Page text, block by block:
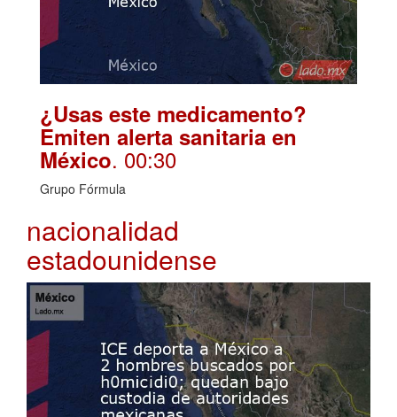
¿Usas este medicamento?
Emiten alerta sanitaria en
México. 00:30
Grupo Fórmula
nacionalidad
estadounidense